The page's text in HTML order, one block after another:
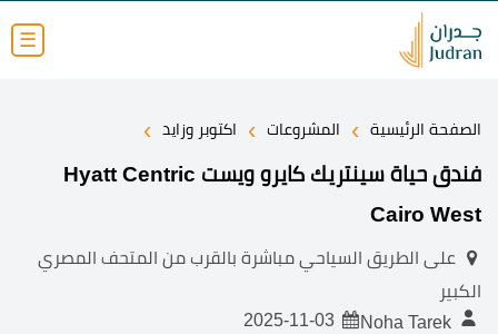
☰
الصفحة الرئيسية › المشروعات › اكتوبر وزايد ›
فندق حياة سينتريك كايرو ويست Hyatt Centric
Cairo West
على الطريق السياحي مباشرة بالقرب من المتحف المصري
الكبير
2025-11-03